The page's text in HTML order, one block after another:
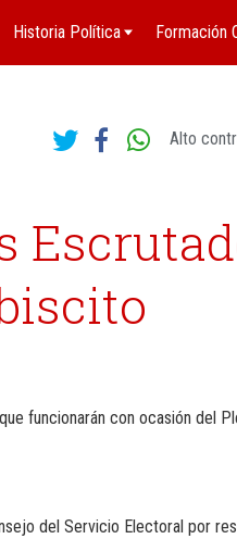
Historia Política Formación
Alto
funcionarán con ocasión del
del Servicio Electoral por